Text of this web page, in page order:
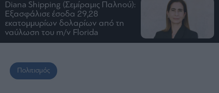
Ειδήσεις
Οικονομία
Τράπεζες
Ναυτιλία
Diana Shipping (Σεμίραμις Παληού):
Εξασφάλισε έσοδα 29,28
εκατομμυρίων δολαρίων από τη
ναύλωση του m/v Florida
Πολιτισμός